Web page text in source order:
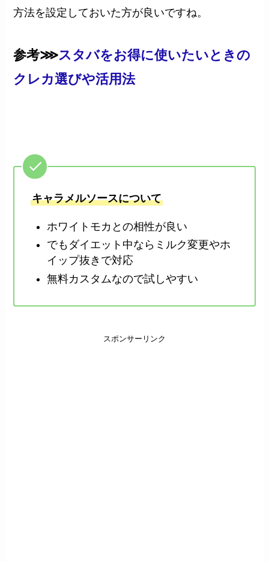
方法を設定しておいた方が良いですね。
参考⋙スタバをお得に使いたいときの
クレカ選びや活用法
キャラメルソースについて
ホワイトモカとの相性が良い
でもダイエット中ならミルク変更やホ
イップ抜きで対応
無料カスタムなので試しやすい
スポンサーリンク